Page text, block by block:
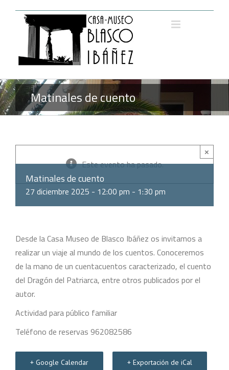
contenido
Matinales de cuento
×
Este evento ha pasado.
Matinales de cuento
27 diciembre 2025 - 12:00 pm - 1:30 pm
Desde la Casa Museo de Blasco Ibáñez os invitamos a
realizar un viaje al mundo de los cuentos. Conoceremos
de la mano de un cuentacuentos caracterizado, el cuento
del Dragón del Patriarca, entre otros publicados por el
autor.
Actividad para público familiar
Teléfono de reservas 962082586
+ Google Calendar + Exportación de iCal